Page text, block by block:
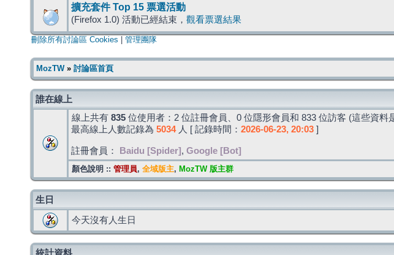
擴充套件 Top 15 票選活動
(Firefox 1.0) 活動已經結束， 觀看票選結果
刪除所有討論區 Cookies 管理團隊
MozTW» 討論區首頁
誰在線上
線上共有 835 位使用者：2 位註冊會員、0 位隱形會員和 833 位訪客 (這些資料
最高線上人數記錄為 5034人 [ 記錄時間： 2026-06-23, 20:03 ]
註冊會員： Baidu [Spider] , Google [Bot]
顏色說明 :: 管理員, 全域版主, MozTW 版主群
生日
今天沒有人生日